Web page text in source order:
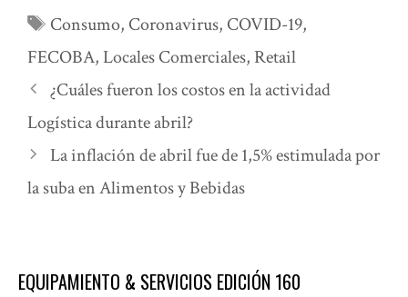
Etiquetas
Consumo, Coronavirus, COVID-19,
FECOBA,Locales Comerciales, Retail
¿Cuáles fueron los costos en la actividad
Logística durante abril?
La inflación de abril fue de 1,5% estimulada por
la suba en Alimentos y Bebidas
EQUIPAMIENTO & SERVICIOS EDICIÓN 160